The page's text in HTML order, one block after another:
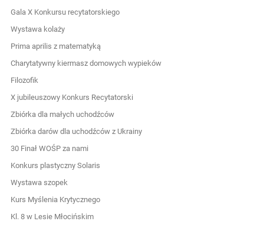
Gala X Konkursu recytatorskiego
Wystawa kolaży
Prima aprilis z matematyką
Charytatywny kiermasz domowych wypieków
Filozofik
X jubileuszowy Konkurs Recytatorski
Zbiórka dla małych uchodźców
Zbiórka darów dla uchodźców z Ukrainy
30 Finał WOŚP za nami
Konkurs plastyczny Solaris
Wystawa szopek
Kurs Myślenia Krytycznego
Kl. 8 w Lesie Młocińskim